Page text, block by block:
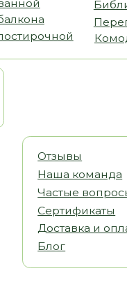
и оплата
вопросы